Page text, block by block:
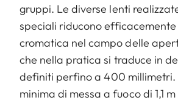
gruppi. Le diverse lenti
speciali riducono efficacemente
cromatica nel campo delle
che nella pratica si traduce in
definiti perfino a 400 millimetri.
minima di messa a fuoco di 1,1